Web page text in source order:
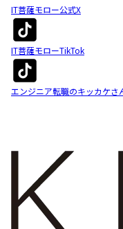
IT菩薩モロー公式X
IT菩薩モローTikTok
エンジニア転職のキッカケさ